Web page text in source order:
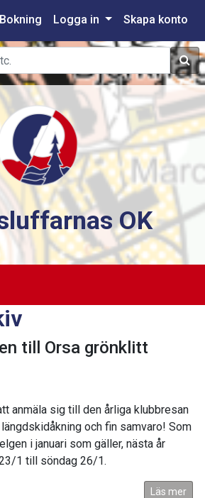
Bokning Logga in Skapa konto
Sök
OK
till Orsa grönklitt
anmäla sig till den årliga klubbresan
och fin samvaro! Som
i januari som gäller, nästa år
1 till söndag 26/1.
Läs mer